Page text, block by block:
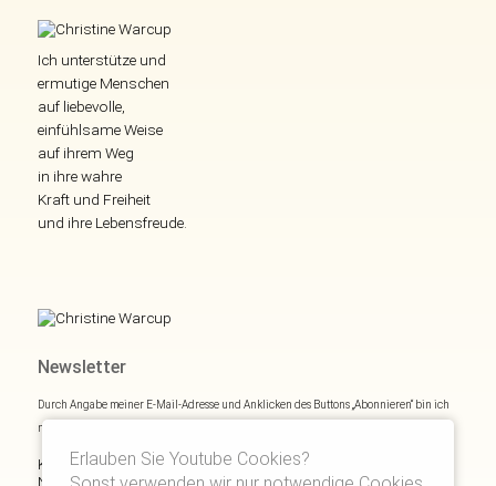
Ich unterstütze und
ermutige Menschen
auf liebevolle,
einfühlsame Weise
auf ihrem Weg
in ihre wahre
Kraft und Freiheit
und ihre Lebensfreude.
Newsletter
Durch Angabe meiner E-Mail-Adresse und Anklicken des Buttons „Abonnieren“ bin ich
mich mit
Kostenloses E- und Audiobook & monatliche Inspirationen via
Newsletter:
Erlauben Sie Youtube Cookies?